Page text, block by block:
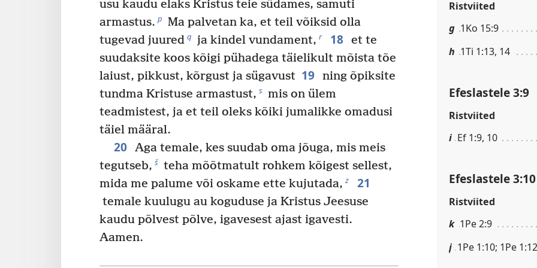
usu kaudu elaks Kristus teie südames, samuti
armastus. p Ma palvetan ka, et teil võiksid olla
tugevad juured q ja kindel vundament, r 18 et te
suudaksite koos kõigi pühadega täielikult mõista tõe
laiust, pikkust, kõrgust ja sügavust 19 ning õpiksite
tundma Kristuse armastust, s mis on ülem
teadmistest, ja et teil oleks kõiki jumalikke omadusi
täiel määral.
20 Aga temale, kes suudab oma jõuga, mis meis
tegutseb, š teha mõõtmatult rohkem kõigest sellest,
mida me palume või oskame ette kujutada, z 21
temale kuulugu au koguduse ja Kristus Jeesuse
kaudu põlvest põlve, igavesest ajast igavesti.
Aamen.
Ristviited
g 1Ko 15:9
h 1Ti 1:13, 14
Efeslastele 3:9
Ristviited
i Ef 1:9, 10
Efeslastele 3:10
Ristviited
k 1Pe 2:9
j 1Pe 1:10; 1Pe 1:12